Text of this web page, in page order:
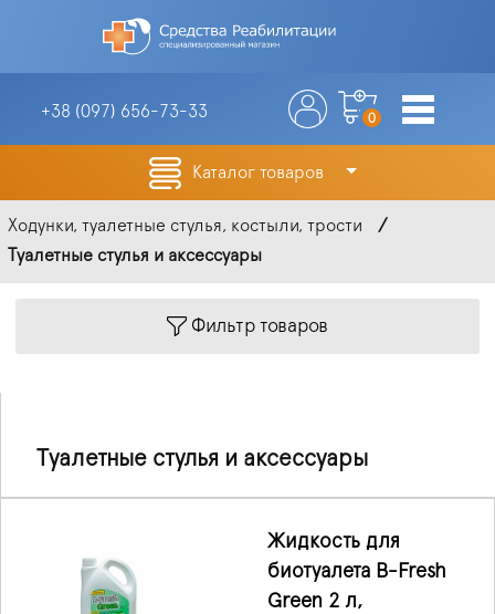
+38 (097) 656-73-33 0
Каталог товаров
Ходунки, туалетные стулья, костыли, трости
Туалетные стулья и аксессуары
Фильтр товаров
Туалетные стулья и аксессуары
Жидкость для
биотуалета B-Fresh
Green 2 л,